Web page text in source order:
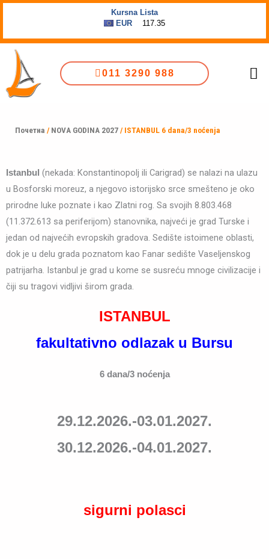
садржај
011 3290 988
Почетна / NOVA GODINA 2027 / ISTANBUL 6 dana/3 noćenja
Istanbul (nekada: Konstantinopolj ili Carigrad) se nalazi na ulazu
u Bosforski moreuz, a njegovo istorijsko srce smešteno je oko
prirodne luke poznate i kao Zlatni rog. Sa svojih 8.803.468
(11.372.613 sa periferijom) stanovnika, najveći je grad Turske i
jedan od najvećih evropskih gradova. Sedište istoimene oblasti,
dok je u delu grada poznatom kao Fanar sedište Vaseljenskog
patrijarha. Istanbul je grad u kome se susreću mnoge civilizacije i
čiji su tragovi vidljivi širom grada.
ISTANBUL
fakultativno odlazak u Bursu
6 dana/3 noćenja
29.12.2026.-03.01.2027.
30.12.2026.-04.01.2027.
sigurni polasci